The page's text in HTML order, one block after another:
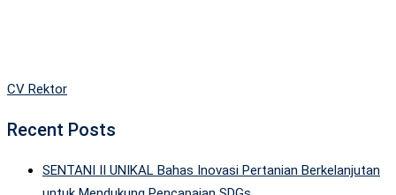
CV Rektor
Recent Posts
SENTANI II UNIKAL Bahas Inovasi Pertanian Berkelanjutan